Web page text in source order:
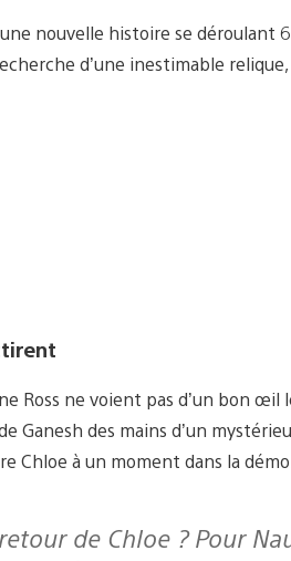
nouvelle histoire se déroulant
d’une inestimable
Ross ne voient pas d’un bon
Ganesh des mains d’un
Chloe à un moment dans la